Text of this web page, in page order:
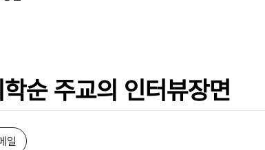
순 주교의 인터뷰장면
일